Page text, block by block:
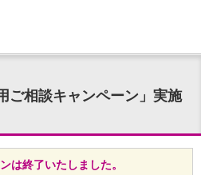
ご相談キャンペーン」実施
は終了いたしました。